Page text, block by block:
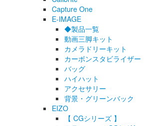
Capture One
E-IMAGE
◆製品一覧
動画三脚キット
カメラドリーキット
カーボンスタビライザー
バッグ
ハイハット
アクセサリー
背景・グリーンバック
EIZO
【 CGシリーズ 】